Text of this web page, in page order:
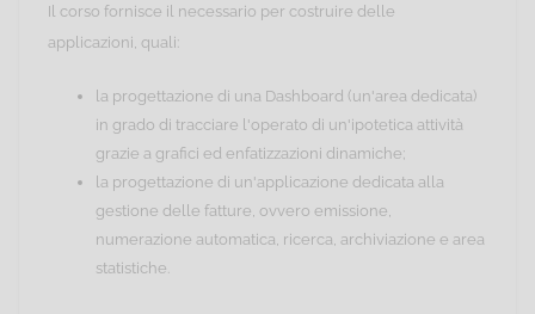
Il corso fornisce il necessario per costruire delle
applicazioni, quali:
la progettazione di una Dashboard (un'area dedicata)
in grado di tracciare l'operato di un'ipotetica attività
grazie a grafici ed enfatizzazioni dinamiche;
la progettazione di un'applicazione dedicata alla
gestione delle fatture, ovvero emissione,
numerazione automatica, ricerca, archiviazione e area
statistiche.